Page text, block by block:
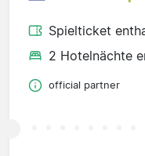
Spielticket
2 Hotelnächte
official partner